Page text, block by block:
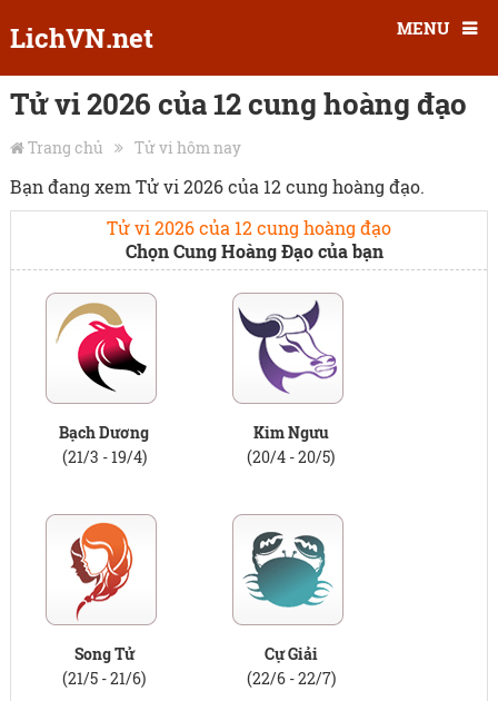
LichVN.net MENU
Tử vi 2026 của 12 cung hoàng đạo
Trang chủ Tử vi hôm nay
Bạn đang xem Tử vi 2026 của 12 cung hoàng đạo.
Tử vi 2026 của 12 cung hoàng đạo
Chọn Cung Hoàng Đạo của bạn
Bạch Dương
(21/3 - 19/4)
Kim Ngưu
(20/4 - 20/5)
Song Tử
(21/5 - 21/6)
Cự Giải
(22/6 - 22/7)